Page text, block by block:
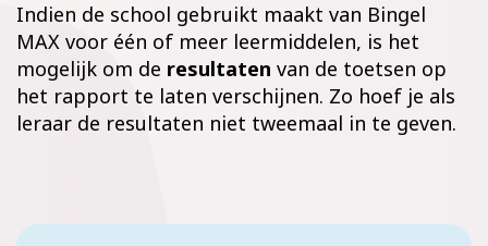
Indien de school gebruikt maakt van Bingel
MAX voor één of meer leermiddelen, is het
mogelijk om de resultaten van de toetsen op
het rapport te laten verschijnen. Zo hoef je als
leraar de resultaten niet tweemaal in te geven.